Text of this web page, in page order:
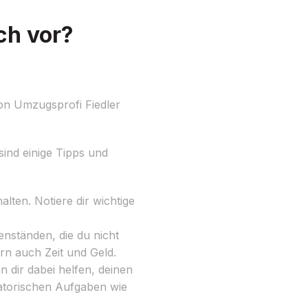
vor?
Umzugsprofi Fiedler
einige Tipps und
Notiere dir wichtige
die du nicht
auch Zeit und Geld.
dir dabei helfen, deinen
Aufgaben wie